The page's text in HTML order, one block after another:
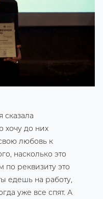
сказала
хочу до них
любовь к
насколько это
по реквизиту это
едешь на работу,
уже все спят. А